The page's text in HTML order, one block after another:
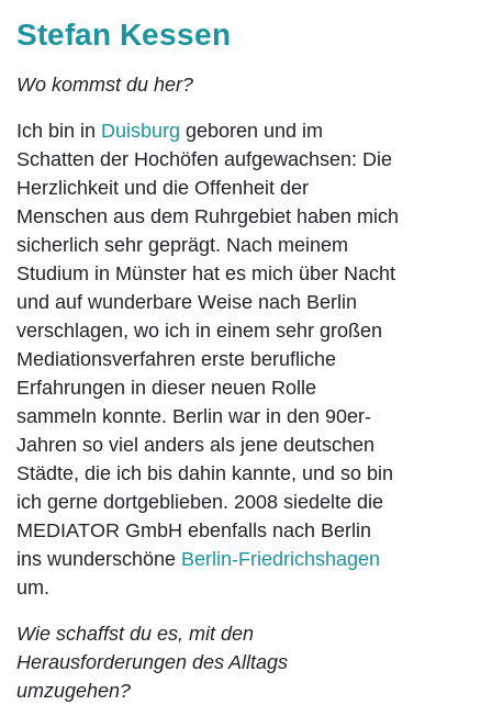
Stefan Kessen
Wo kommst du her?
Ich bin in Duisburg geboren und im
Schatten der Hochöfen aufgewachsen: Die
Herzlichkeit und die Offenheit der
Menschen aus dem Ruhrgebiet haben mich
sicherlich sehr geprägt. Nach meinem
Studium in Münster hat es mich über Nacht
und auf wunderbare Weise nach Berlin
verschlagen, wo ich in einem sehr großen
Mediationsverfahren erste berufliche
Erfahrungen in dieser neuen Rolle
sammeln konnte. Berlin war in den 90er-
Jahren so viel anders als jene deutschen
Städte, die ich bis dahin kannte, und so bin
ich gerne dortgeblieben. 2008 siedelte die
MEDIATOR GmbH ebenfalls nach Berlin
ins wunderschöne Berlin-Friedrichshagen
um.
Wie schaffst du es, mit den
Herausforderungen des Alltags
umzugehen?